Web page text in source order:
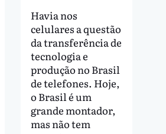
Havia nos
celulares a questão
da transferência de
tecnologia e
produção no Brasil
de telefones. Hoje,
o Brasil é um
grande montador,
mas não tem